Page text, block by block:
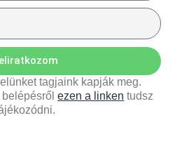
tagjaink kapják meg.
ezen a linken tudsz